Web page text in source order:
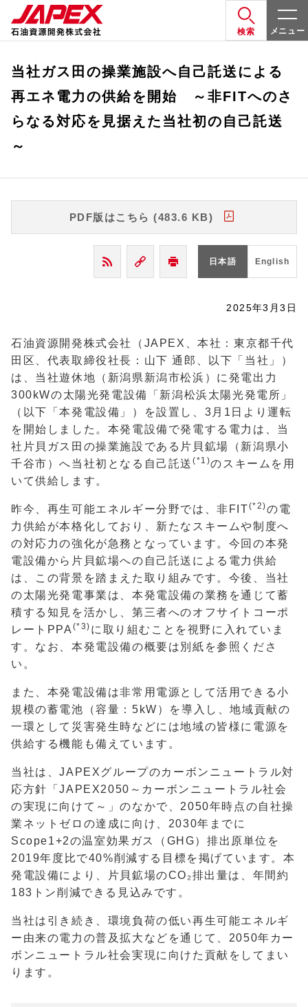
検索 メニュー
当社ガス田の操業施設へ自己託送による
再エネ電力の供給を開始 ～非FITへのさ
らなる対応を見据えた当社初の自己託送
～
PDF版はこちら (483.6 KB)
日本語 English
2025年3月3日
石油資源開発株式会社（JAPEX、本社：東京都千代
田区、代表取締役社長：山下 通郎、以下「当社」）
は、当社遊休地（新潟県新潟市松浜）に発電出力
300kWの太陽光発電設備「新潟松浜太陽光発電所」
（以下「本発電設備」）を設置し、3月1日より運転
を開始しました。本発電設備で発電する電力は、当
社片貝ガス田の操業施設である片貝鉱場（新潟県小
千谷市）へ当社初となる自己託送 (*1)のスキームを用
いて供給します。
昨今、再生可能エネルギー分野では、非FIT(*2)の電
力供給が本格化しており、新たなスキームや制度へ
の対応力の強化が急務となっています。今回の本発
電設備から片貝鉱場への自己託送による電力供給
は、この背景を踏まえた取り組みです。今後、当社
の太陽光発電事業は、本発電設備の業務を通じて蓄
積する知見を活かし、第三者へのオフサイトコーポ
レートPPA (*3) に取り組むことを視野に入れていま
す。なお、本発電設備の概要は別紙を参照くださ
い。
また、本発電設備は非常用電源として活用できる小
規模の蓄電池（容量：5kW）を導入し、地域貢献の
一環として災害発生時などには地域の皆様に電源を
供給する機能も備えています。
当社は、JAPEXグループのカーボンニュートラル対
応方針「JAPEX2050～カーボンニュートラル社会
の実現に向けて～」のなかで、2050年時点の自社操
業ネットゼロの達成に向け、2030年までに
Scope1+2の温室効果ガス（GHG）排出原単位を
2019年度比で40%削減する目標を掲げています。本
発電設備により、片貝鉱場のCO₂排出量は、年間約
183トン削減できる見込みです。
当社は引き続き、環境負荷の低い再生可能エネルギ
ー由来の電力の普及拡大などを通じて、2050年カー
ボンニュートラル社会実現に向けた貢献をしてまい
ります。